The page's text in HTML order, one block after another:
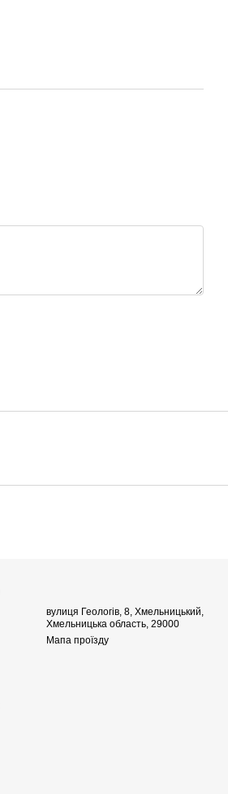
вулиця Геологів, 8, Хмельницький,
Хмельницька область, 29000
Мапа проїзду